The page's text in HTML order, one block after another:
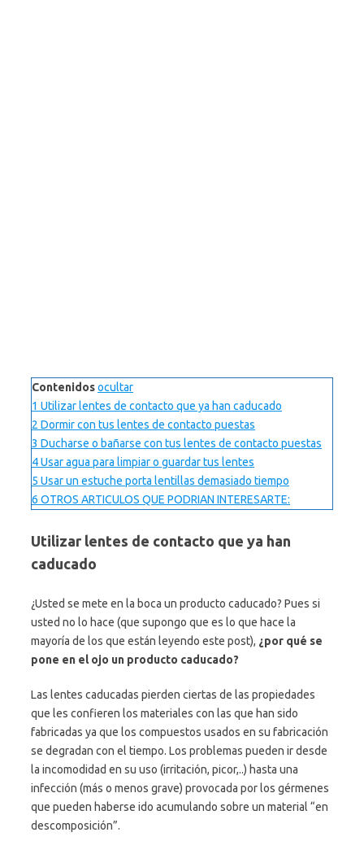
Contenidosocultar
1 Utilizar lentes de contacto que ya han caducado
2 Dormir con tus lentes de contacto puestas
3 Ducharse o bañarse con tus lentes de contacto puestas
4Usar agua para limpiar o guardar tus lentes
5 Usar un estuche porta lentillas demasiado tiempo
6 OTROS ARTICULOS QUE PODRIAN INTERESARTE:
Utilizar lentes de contacto que ya han
caducado
¿Usted se mete en la boca un producto caducado? Pues si
usted no lo hace (que supongo que es lo que hace la
mayoría de los que están leyendo este post), ¿por qué se
pone en el ojo un producto caducado?
Las lentes caducadas pierden ciertas de las propiedades
que les confieren los materiales con las que han sido
fabricadas ya que los compuestos usados en su fabricación
se degradan con el tiempo. Los problemas pueden ir desde
la incomodidad en su uso (irritación, picor,..) hasta una
infección (más o menos grave) provocada por los gérmenes
que pueden haberse ido acumulando sobre un material “en
descomposición”.